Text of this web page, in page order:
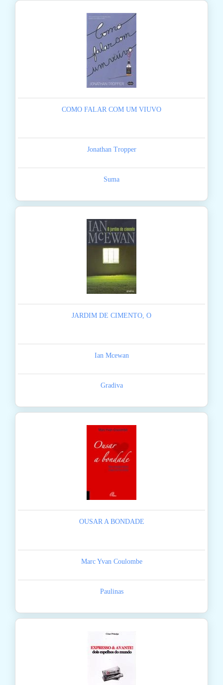
COMO FALAR COM UM VIUVO
Jonathan Tropper
Suma
JARDIM DE CIMENTO, O
Ian Mcewan
Gradiva
OUSAR A BONDADE
Marc Yvan Coulombe
Paulinas